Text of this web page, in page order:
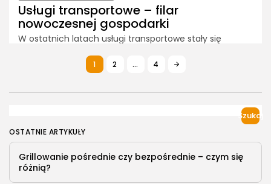
Usługi transportowe – filar
nowoczesnej gospodarki
W ostatnich latach usługi transportowe stały się
w Polsce, jak i na świecie. Wraz z rozwojem e-
commerce, ekspansją międzynarodowych rynków oraz
1 2 … 4
Szukaj
OSTATNIE ARTYKUŁY
Grillowanie pośrednie czy bezpośrednie – czym się
różnią?